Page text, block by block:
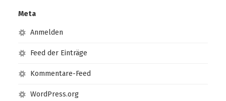
Meta
Anmelden
Feed der Einträge
Kommentare-Feed
WordPress.org